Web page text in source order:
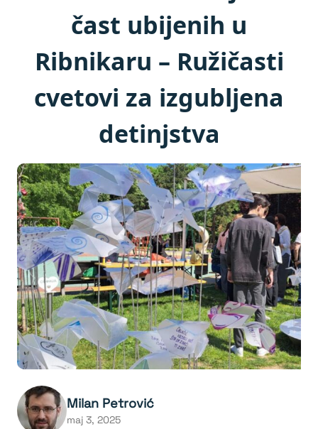
čast ubijenih u
Ribnikaru – Ružičasti
cvetovi za izgubljena
detinjstva
Milan Petrović
maj 3, 2025